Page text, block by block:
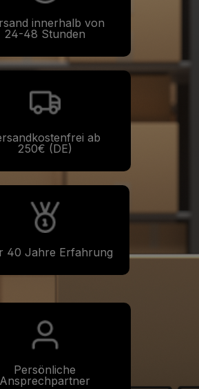
innerhalb von
24-48 Stunden
ab
250€ (DE)
40 Jahre Erfahrung
Persönliche
Ansprechpartner